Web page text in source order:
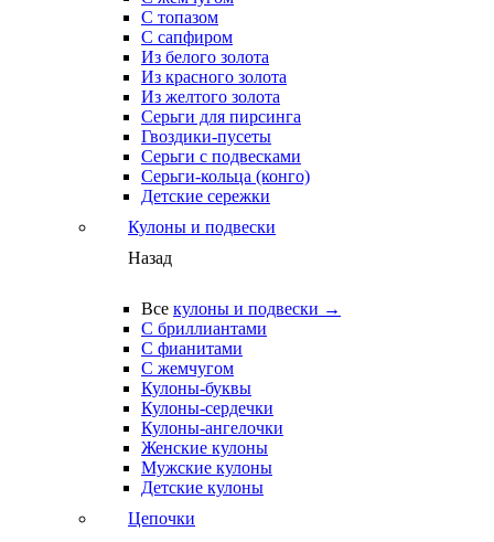
С топазом
С сапфиром
Из белого золота
Из красного золота
Из желтого золота
Серьги для пирсинга
Гвоздики-пусеты
Серьги с подвесками
Серьги-кольца (конго)
Детские сережки
Кулоны и подвески
Назад
Все кулоны и подвески →
С бриллиантами
С фианитами
С жемчугом
Кулоны-буквы
Кулоны-сердечки
Кулоны-ангелочки
Женские кулоны
Мужские кулоны
Детские кулоны
Цепочки